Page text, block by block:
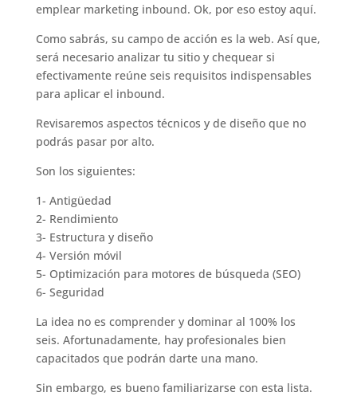
emplear marketing inbound. Ok, por eso estoy aquí.
Como sabrás, su campo de acción es la web. Así que,
será necesario analizar tu sitio y chequear si
efectivamente reúne seis requisitos indispensables
para aplicar el inbound.
Revisaremos aspectos técnicos y de diseño que no
podrás pasar por alto.
Son los siguientes:
1- Antigüedad
2- Rendimiento
3- Estructura y diseño
4- Versión móvil
5- Optimización para motores de búsqueda (SEO)
6- Seguridad
La idea no es comprender y dominar al 100% los
seis. Afortunadamente, hay profesionales bien
capacitados que podrán darte una mano.
Sin embargo, es bueno familiarizarse con esta lista.